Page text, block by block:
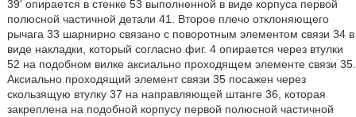
39' опирается в стенке 53 выполненной в виде корпуса первой
полюсной частичной детали 41. Второе плечо отклоняющего
рычага 33 шарнирно связано с поворотным элементом связи 34 в
виде накладки, который согласно фиг. 4 опирается через втулки
52 на подобном вилке аксиально проходящем элементе связи 35.
Аксиально проходящий элемент связи 35 посажен через
скользящую втулку 37 на направляющей штанге 36, которая
закреплена на подобной корпусу первой полюсной частичной